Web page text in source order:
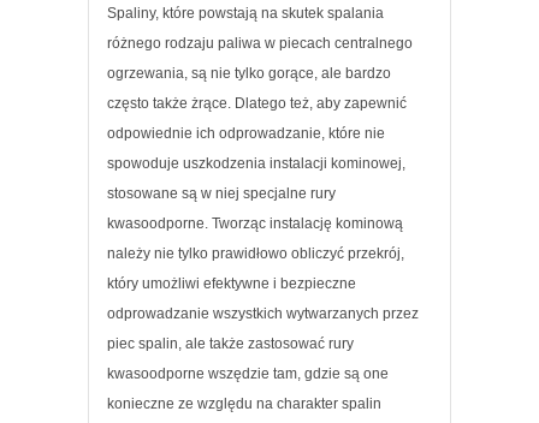
Spaliny, które powstają na skutek spalania
różnego rodzaju paliwa w piecach centralnego
ogrzewania, są nie tylko gorące, ale bardzo
często także żrące. Dlatego też, aby zapewnić
odpowiednie ich odprowadzanie, które nie
spowoduje uszkodzenia instalacji kominowej,
stosowane są w niej specjalne rury
kwasoodporne. Tworząc instalację kominową
należy nie tylko prawidłowo obliczyć przekrój,
który umożliwi efektywne i bezpieczne
odprowadzanie wszystkich wytwarzanych przez
piec spalin, ale także zastosować rury
kwasoodporne wszędzie tam, gdzie są one
konieczne ze względu na charakter spalin